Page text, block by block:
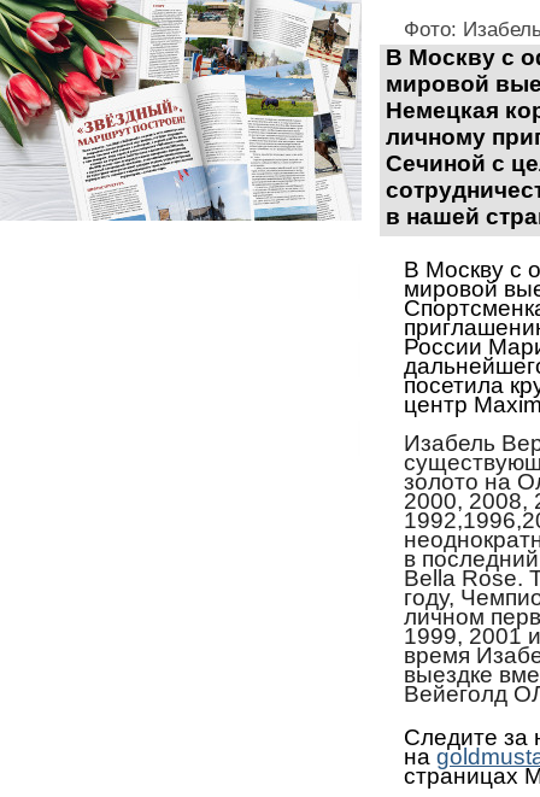
Фото:
В Москву с
мировой
Немецкая
личному
Сечиной с
в нашей
В Москву с
мировой
России
посетила
центр
Изабель
золото на
2000, 2008,
в
Bella Rose.
году,
личном
1999, 2001
время
выездке
Вейеголд
Следите за
на
страницах